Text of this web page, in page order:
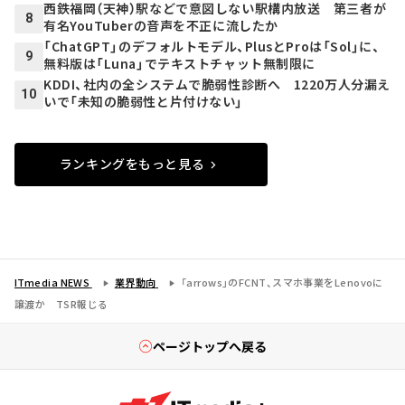
8
西鉄福岡（天神）駅などで意図しない駅構内放送 第三者が
有名YouTuberの音声を不正に流したか
9
「ChatGPT」のデフォルトモデル、PlusとProは「Sol」に、
無料版は「Luna」でテキストチャット無制限に
10
KDDI、社内の全システムで脆弱性診断へ 1220万人分漏え
いで「未知の脆弱性と片付けない」
ランキングをもっと見る
ITmedia NEWS 業界動向
「arrows」のFCNT、スマホ事業をLenovoに
譲渡か TSR報じる
ページトップへ戻る